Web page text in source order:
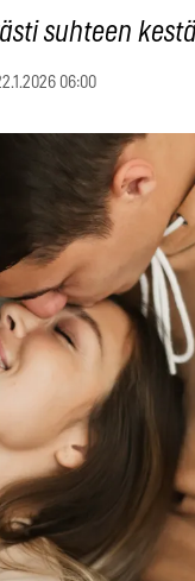
suhteen
06:00